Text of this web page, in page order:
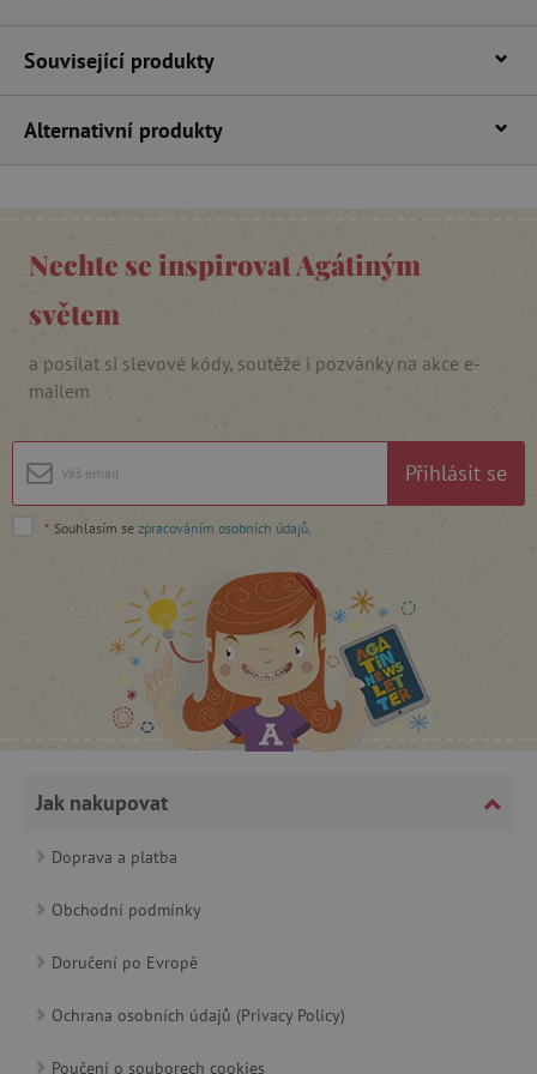
Související produkty
Alternativní produkty
Nechte se inspirovat Agátiným
světem
a posílat si slevové kódy, soutěže i pozvánky na akce e-
mailem
Přihlásit se
* Souhlasím se zpracováním osobních údajů
Jak nakupovat
Doprava a platba
Obchodní podmínky
Doručení po Evropě
Ochrana osobních údajů (Privacy Policy)
Poučení o souborech cookies
_lb_ccc .agatinsvet.cz
cjConsent
CookieScriptConsent
CookieScript
www.agatinsvet.cz
PHPSESSID
Google Privacy Policy